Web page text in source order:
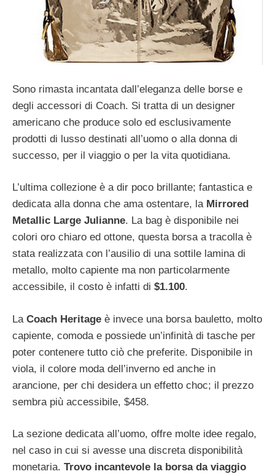
Sono rimasta incantata dall’eleganza delle borse e
degli accessori di Coach. Si tratta di un designer
americano che produce solo ed esclusivamente
prodotti di lusso destinati all’uomo o alla donna di
successo, per il viaggio o per la vita quotidiana.
L’ultima collezione è a dir poco brillante; fantastica e
dedicata alla donna che ama ostentare, la Mirrored
Metallic Large Julianne. La bag è disponibile nei
colori oro chiaro ed ottone, questa borsa a tracolla è
stata realizzata con l’ausilio di una sottile lamina di
metallo, molto capiente ma non particolarmente
accessibile, il costo è infatti di $1.100.
La Coach Heritage è invece una borsa bauletto, molto
capiente, comoda e possiede un’infinità di tasche per
poter contenere tutto ciò che preferite. Disponibile in
viola, il colore moda dell’inverno ed anche in
arancione, per chi desidera un effetto choc; il prezzo
sembra più accessibile, $458.
La sezione dedicata all’uomo, offre molte idee regalo,
nel caso in cui si avesse una discreta disponibilità
monetaria. Trovo incantevole la borsa da viaggio